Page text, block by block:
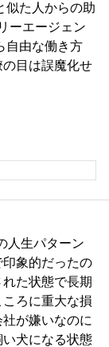
似た人からの助
ーエージェン
自由な働き方
の目は誤魔化せ
人生パターン
象的だったの
た状態で長期
ろに重大な損
が嫌いなのに
犬になる状態